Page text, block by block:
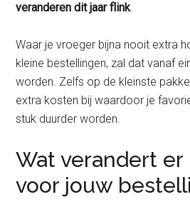
veranderen dit jaar flink.
Waar je vroeger bijna nooit extra
kleine bestellingen, zal dat vanaf
worden. Zelfs op de kleinste
extra kosten bij waardoor je
stuk duurder worden.
Wat verandert er
voor jouw